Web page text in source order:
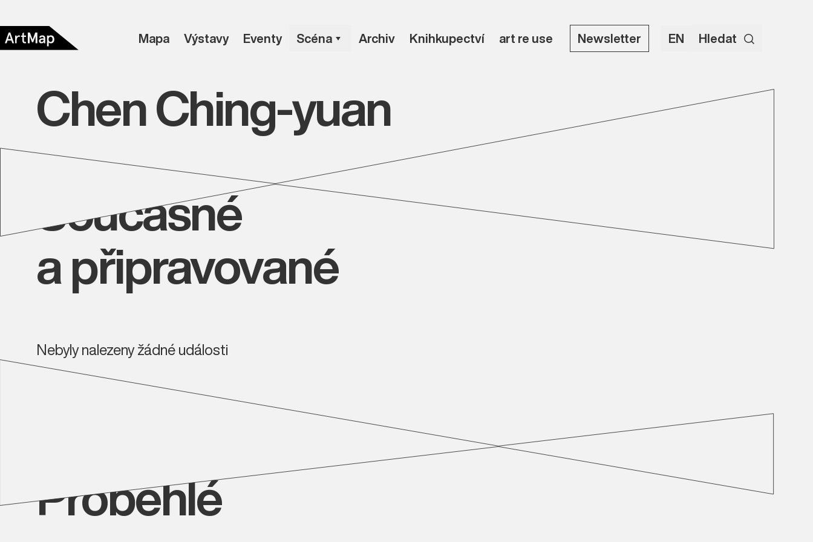
Mapa Výstavy Eventy Scéna Archiv Knihkupectví art re use Newsletter EN Hledat
Chen Ching-yuan
Současné
a připravované
Nebyly nalezeny žádné události
Proběhlé